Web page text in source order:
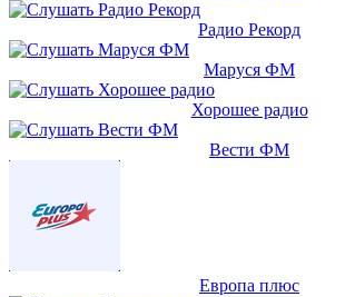
Радио Рекорд
Маруся ФМ
Хорошее радио
Вести ФМ
Европа плюс